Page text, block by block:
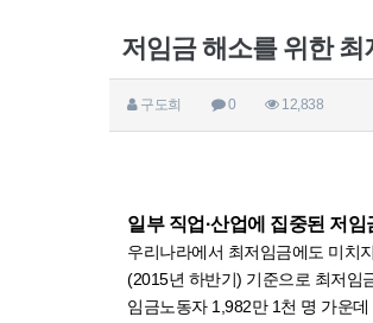
저임금 해소를 위한
구도희 0 12,838
일부 직업·산업에 집중된 저임
우리나라에서 최저임금에도 미치
(2015년 하반기) 기준으로 최저임
임금노동자 1,982만 1천 명 가운